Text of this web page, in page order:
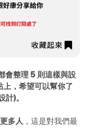
會整理 5 則這樣與設
，希望可以幫你了
)。
多人 ，這是對我們最